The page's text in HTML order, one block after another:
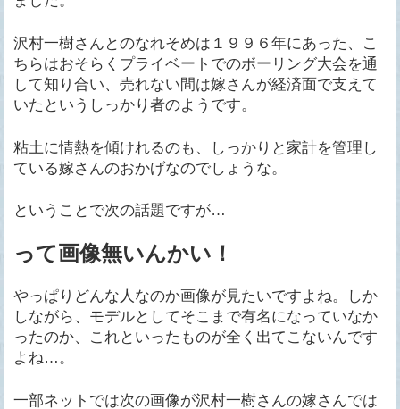
沢村一樹さんとのなれそめは１９９６年にあった、こ
ちらはおそらくプライベートでのボーリング大会を通
して知り合い、売れない間は嫁さんが経済面で支えて
いたというしっかり者のようです。
粘土に情熱を傾けれるのも、しっかりと家計を管理し
ている嫁さんのおかげなのでしょうな。
ということで次の話題ですが…
って画像無いんかい！
やっぱりどんな人なのか画像が見たいですよね。しか
しながら、モデルとしてそこまで有名になっていなか
ったのか、これといったものが全く出てこないんです
よね…。
一部ネットでは次の画像が沢村一樹さんの嫁さんでは